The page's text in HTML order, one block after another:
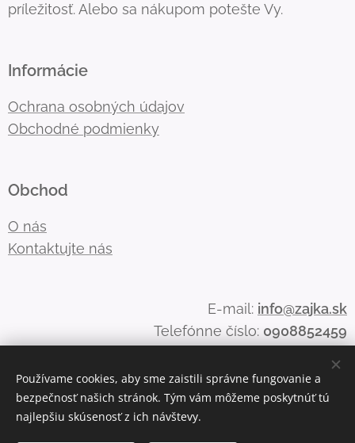
príležitosť. Alebo sa nákupom potešte Vy.
Informácie
Ochrana osobných údajov
Obchodné podmienky
Obchod
O nás
Kontaktujte nás
E-mail: info@zajka.sk
Telefónne číslo: 0908852459
Cookies
Používame cookies, aby sme zaistili správne fungovanie a
bezpečnosť našich stránok. Tým vám môžeme poskytnúť tú
najlepšiu skúsenosť z ich návštevy.